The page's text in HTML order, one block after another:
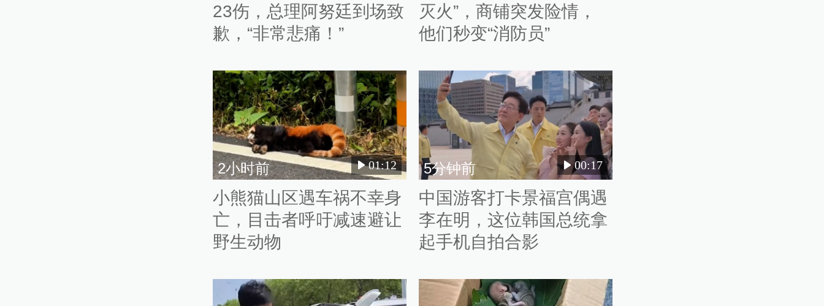
23伤，总理阿努廷到场致
歉，“非常悲痛！”
灭火”，商铺突发险情，
他们秒变“消防员”
2小时前 01:12
小熊猫山区遇车祸不幸身
亡，目击者呼吁减速避让
野生动物
5分钟前 00:17
中国游客打卡景福宫偶遇
李在明，这位韩国总统拿
起手机自拍合影